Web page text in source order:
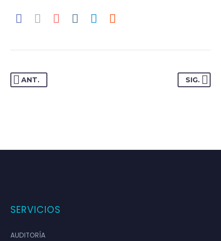
ANT. SIG.
SERVICIOS
AUDITORÍA